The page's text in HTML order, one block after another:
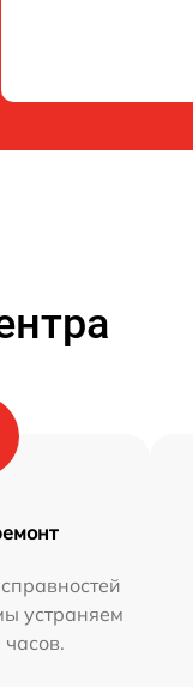
устраняем
часов.